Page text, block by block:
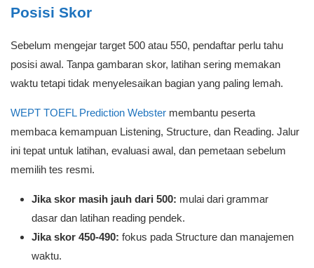
Posisi Skor
Sebelum mengejar target 500 atau 550, pendaftar perlu tahu
posisi awal. Tanpa gambaran skor, latihan sering memakan
waktu tetapi tidak menyelesaikan bagian yang paling lemah.
WEPT TOEFL Prediction Webster membantu peserta
membaca kemampuan Listening, Structure, dan Reading. Jalur
ini tepat untuk latihan, evaluasi awal, dan pemetaan sebelum
memilih tes resmi.
Jika skor masih jauh dari 500: mulai dari grammar
dasar dan latihan reading pendek.
Jika skor 450-490: fokus pada Structure dan manajemen
waktu.